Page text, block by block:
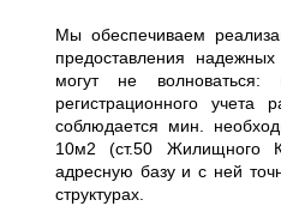
Мы обеспечиваем
предоставления
могут не
регистрационного учета
соблюдается мин.
10м2 (ст.50 Жилищного
адресную базу и с ней
структурах.